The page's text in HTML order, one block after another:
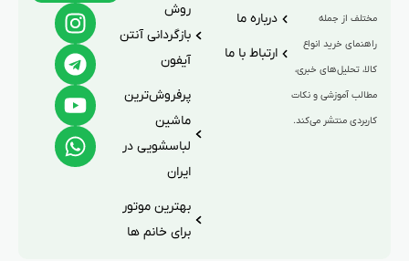
مختلف از جمله
راهنمای خرید انواع
کالا، تحلیل‌های خبری،
مطالب آموزشی و نکات
کاربردی منتشر می‌کند.
درباره ما
ارتباط با ما
روش
بازگردانی آنتن
آیفون
پرفروش‌ترین
ماشین
لباسشویی در
ایران
بهترین موتور
برای خانم ها